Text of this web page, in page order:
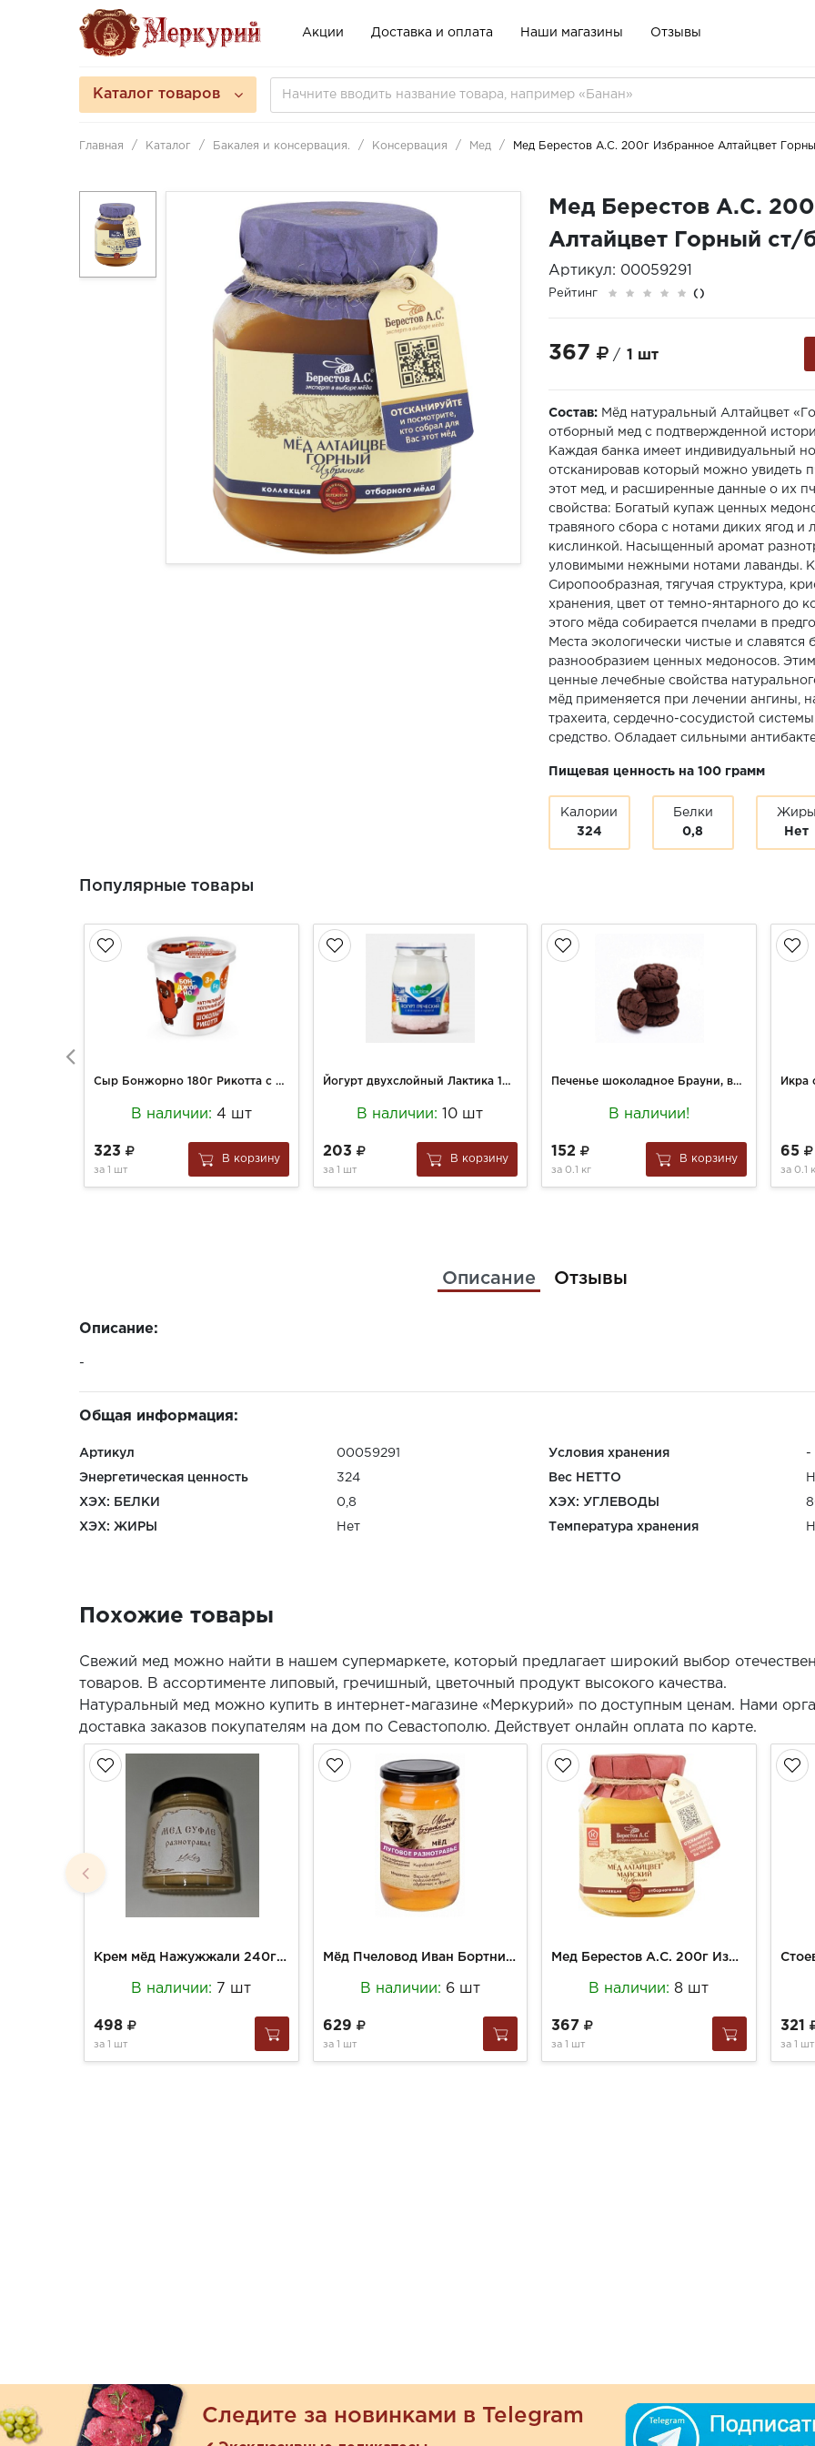
Акции Доставка и оплата Наши магазины Отзывы
Каталог товаров
Главная Каталог Бакалея и консервация. Консервация Мед Мед Берестов А.С. 200г Избранное Алтайцвет
Мед Берестов А.С.
Алтайцвет Горный ст/
Артикул: 00059291
Рейтинг ()
367 / 1 шт
Состав: Мёд натуральный Алтайцвет
отборный мед с подтвержденной
Каждая банка имеет индивидуальный
отсканировав который можно увидеть
этот мед, и расширенные данные о их
свойства: Богатый купаж ценных
травяного сбора с нотами диких ягод и
кислинкой. Насыщенный аромат
уловимыми нежными нотами лаванды.
Сиропообразная, тягучая структура,
хранения, цвет от темно-янтарного до
этого мёда собирается пчелами в
Места экологически чистые и славятся
разнообразием ценных медоносов.
ценные лечебные свойства
мёд применяется при лечении ангины,
трахеита, сердечно-сосудистой
средство. Обладает сильными
Пищевая ценность на 100 грамм
Калории
324
Белки
0,8
Жиры
Нет
Популярные товары
Сыр Бонжорно 180г Рикотта с шоколадом 30% стакан
В наличии: 4 шт
323
за 1 шт
В корзину
Йогурт двухслойный Лактика 190г Греческий с инжиром и курагой 3%
В наличии: 10 шт
203
за 1 шт
В корзину
Печенье шоколадное Брауни, вес.
В наличии!
152
за 0.1 кг
В корзину
Икра
65
за 0.1
Описание Отзывы
Описание:
-
Общая информация:
Артикул 00059291 Условия хранения -
Энергетическая ценность 324 Вес НЕТТО
ХЭХ: БЕЛКИ 0,8 ХЭХ: УГЛЕВОДЫ
ХЭХ: ЖИРЫ Нет Температура хранения
Похожие товары
Свежий мед можно найти в нашем супермаркете, который предлагает широкий выбор
товаров. В ассортименте липовый, гречишный, цветочный продукт высокого качества.
Натуральный мед можно купить в интернет-магазине «Меркурий» по доступным ценам. Нами
доставка заказов покупателям на дом по Севастополю. Действует онлайн оплата по карте.
Крем мёд Нажужжали 240г б/добавок
В наличии: 7 шт
498
за 1 шт
Мёд Пчеловод Иван Бортников 500г Луговое разнотравье
В наличии: 6 шт
629
за 1 шт
Мед Берестов А.С. 200г Избранное Алтайцвет Майский ст/б
В наличии:8 шт
367
за 1 шт
321
за 1 шт
Следите за новинками в Telegram